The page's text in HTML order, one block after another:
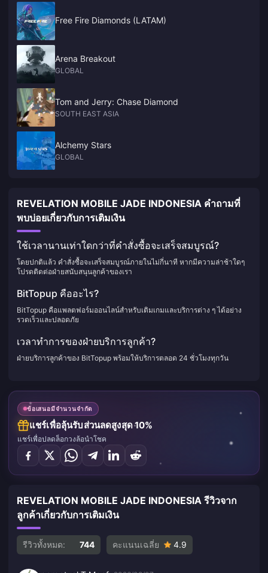
Free Fire Diamonds (LATAM)
Arena Breakout
GLOBAL
Tom and Jerry: Chase Diamond
SOUTH EAST ASIA
Alchemy Stars
GLOBAL
REVELATION MOBILE JADE INDONESIA คำถามที่
พบบ่อยเกี่ยวกับการเติมเงิน
ใช้เวลานานเท่าใดกว่าที่คำสั่งซื้อจะเสร็จสมบูรณ์?
โดยปกติแล้ว คำสั่งซื้อจะเสร็จสมบูรณ์ภายในไม่กี่นาที หากมีความล่าช้าใดๆ
โปรดติดต่อฝ่ายสนับสนุนลูกค้าของเรา
BitTopup คืออะไร?
BitTopup คือแพลตฟอร์มออนไลน์สำหรับเติมเกมและบริการต่าง ๆ ได้อย่าง
รวดเร็วและปลอดภัย
เวลาทำการของฝ่ายบริการลูกค้า?
ฝ่ายบริการลูกค้าของ BitTopup พร้อมให้บริการตลอด 24 ชั่วโมงทุกวัน
ข้อเสนอมีจำนวนจำกัด
แชร์เพื่อลุ้นรับส่วนลดสูงสุด 10%
แชร์เพื่อปลดล็อกวงล้อนำโชค
REVELATION MOBILE JADE INDONESIA รีวิวจาก
ลูกค้าเกี่ยวกับการเติมเงิน
รีวิวทั้งหมด: 744 คะแนนเฉลี่ย 4.9